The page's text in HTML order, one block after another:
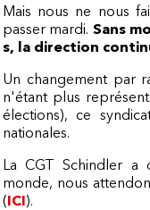
Mais nous ne nous
passer mardi. Sans
s, la direction
Un changement par
n'étant plus
élections), ce
nationales.
La CGT Schindler a
monde, nous
(ICI).